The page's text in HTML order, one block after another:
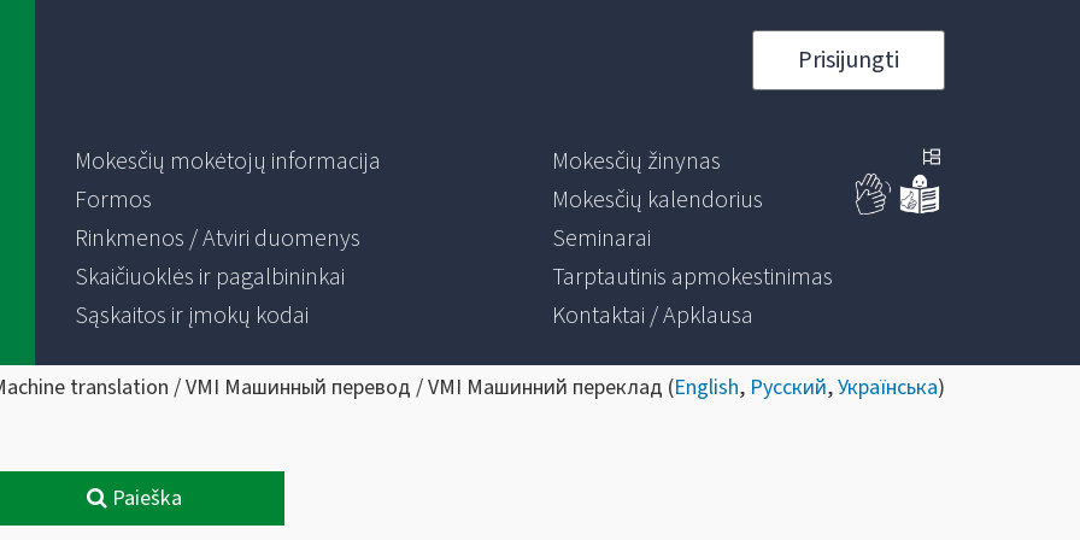
Prisijungti
Mokesčių mokėtojų informacija
Formos
Rinkmenos / Atviri duomenys
Skaičiuoklės ir pagalbininkai
Sąskaitos ir įmokų kodai
Mokesčių žinynas
Mokesčių kalendorius
Seminarai
Tarptautinis apmokestinimas
Kontaktai / Apklausa
translation / VMI Машинный перевод / VMI Машинний переклад (English, Русский,Українська)
Paieška